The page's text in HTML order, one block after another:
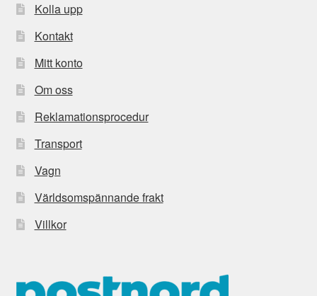
Kolla upp
Kontakt
Mitt konto
Om oss
Reklamationsprocedur
Transport
Vagn
Världsomspännande frakt
Villkor